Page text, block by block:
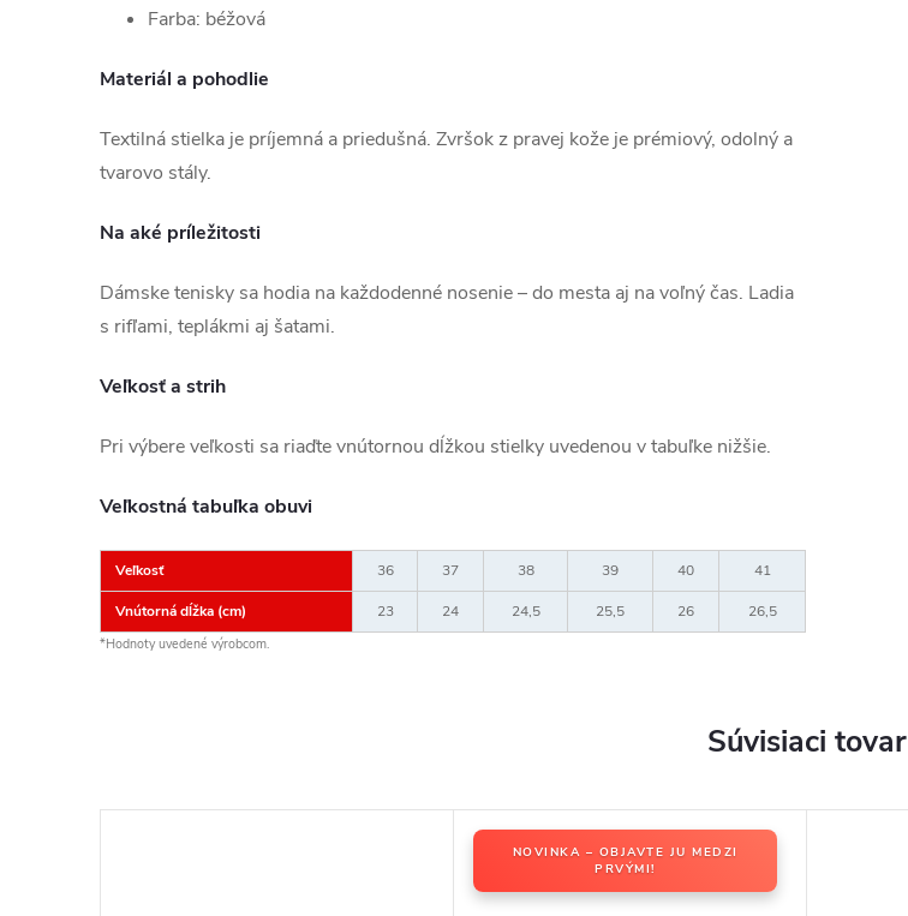
Farba: béžová
Materiál a pohodlie
Textilná stielka je príjemná a priedušná. Zvršok z pravej kože je prémiový, odolný a
tvarovo stály.
Na aké príležitosti
Dámske tenisky sa hodia na každodenné nosenie – do mesta aj na voľný čas. Ladia
s rifľami, teplákmi aj šatami.
Veľkosť a strih
Pri výbere veľkosti sa riaďte vnútornou dĺžkou stielky uvedenou v tabuľke nižšie.
Veľkostná tabuľka obuvi
Veľkosť 36 37 38 39 40 41
Vnútorná dĺžka (cm) 23 24 24,5 25,5 26 26,5
*Hodnoty uvedené výrobcom.
Súvisiaci tovar
NOVINKA – OBJAVTE JU MEDZI
PRVÝMI!